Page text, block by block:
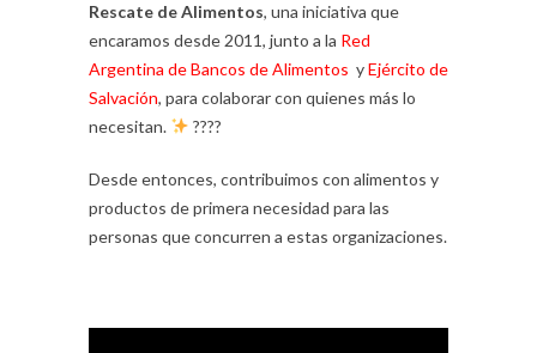
Rescate de Alimentos, una iniciativa que
encaramos desde 2011, junto a la Red
Argentina de Bancos de Alimentos yEjército de
Salvación, para colaborar con quienes más lo
necesitan.
????
Desde entonces, contribuimos con alimentos y
productos de primera necesidad para las
personas que concurren a estas organizaciones.